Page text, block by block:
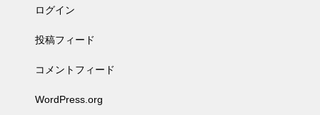
ログイン
投稿フィード
コメントフィード
WordPress.org